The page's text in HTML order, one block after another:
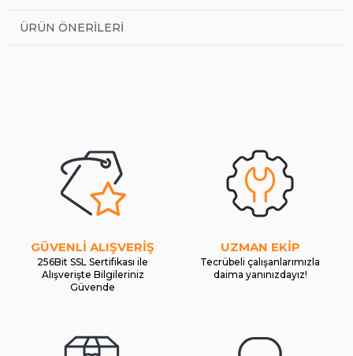
ÜRÜN ÖNERILERI
GÜVENLİ ALIŞVERİŞ
256Bit SSL Sertifikası ile
Alışverişte Bilgileriniz
Güvende
UZMAN EKİP
Tecrübeli çalışanlarımızla
daima yanınızdayız!